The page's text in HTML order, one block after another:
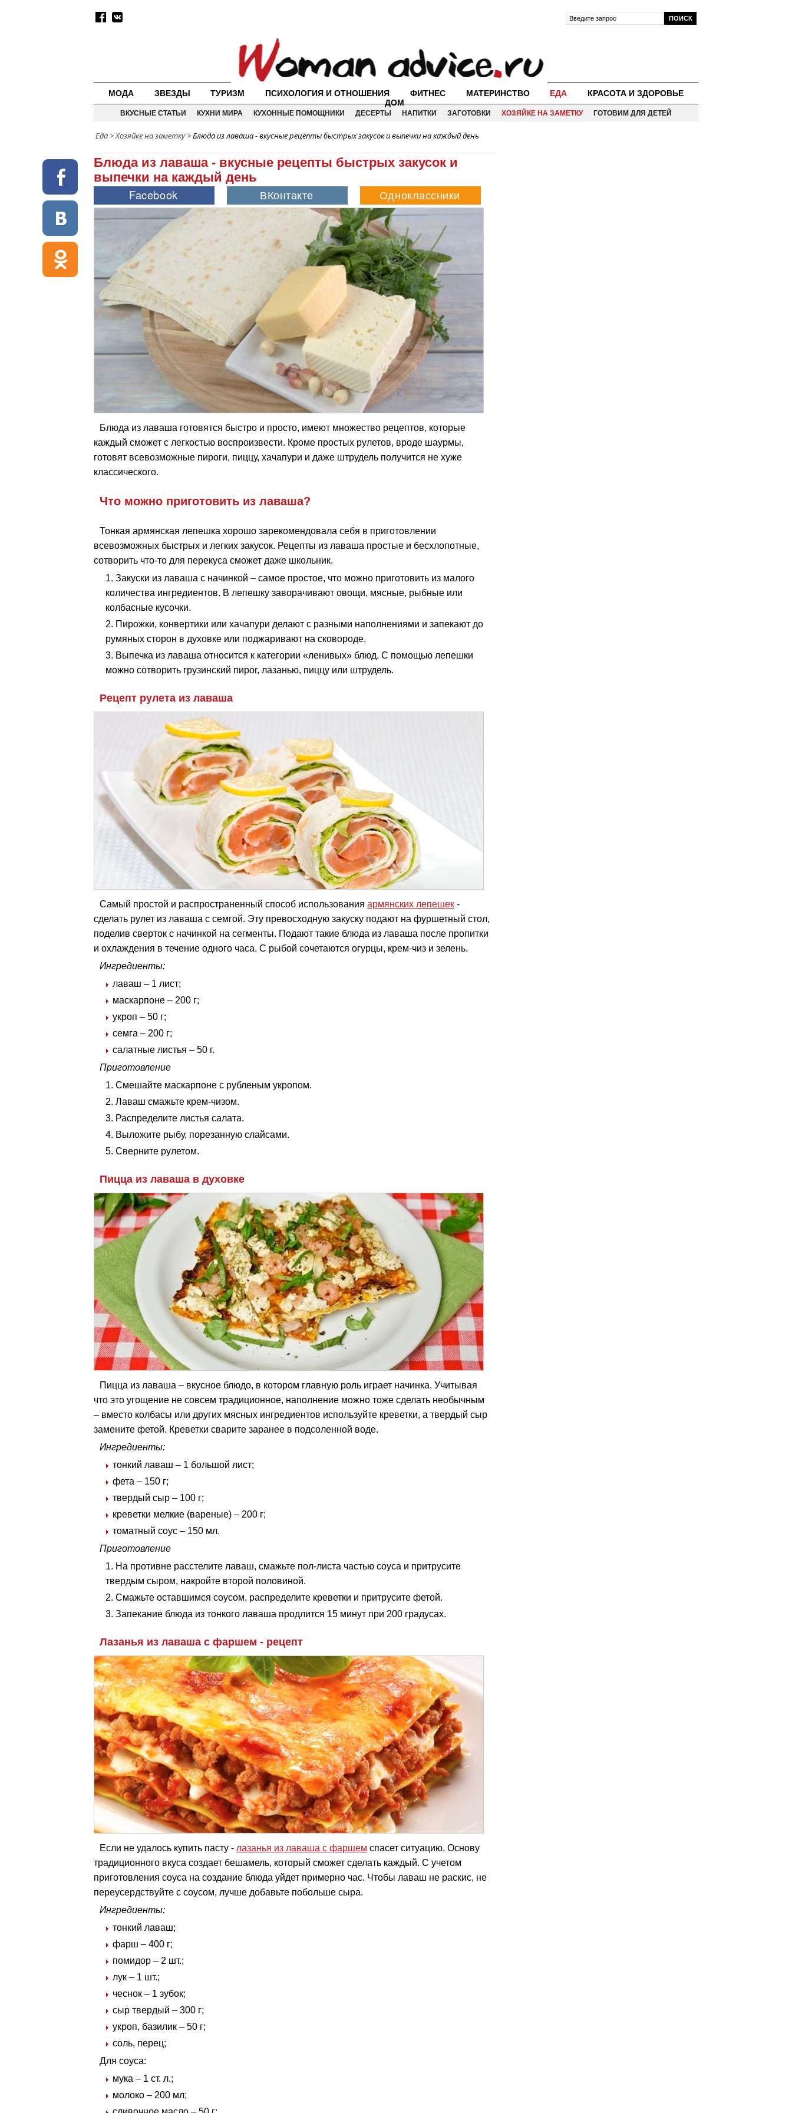
МОДА ЗВЕЗДЫ ТУРИЗМ ПСИХОЛОГИЯ И ОТНОШЕНИЯ ФИТНЕС МАТЕРИНСТВО ЕДА
КРАСОТА И ЗДОРОВЬЕ
ДОМ
ВКУСНЫЕ СТАТЬИ КУХНИ МИРА КУХОННЫЕ ПОМОЩНИКИ ДЕСЕРТЫ НАПИТКИ ЗАГОТОВКИ ХОЗЯЙКЕ НА ЗАМЕТКУ ГОТОВИМ ДЛЯ ДЕТЕЙ
Еда >Хозяйке на заметку>Блюда из лаваша - вкусные рецепты быстрых закусок и выпечки на каждый день
Блюда из лаваша - вкусные рецепты быстрых закусок и
выпечки на каждый день
Блюда из лаваша готовятся быстро и просто, имеют множество рецептов, которые
каждый сможет с легкостью воспроизвести. Кроме простых рулетов, вроде шаурмы,
готовят всевозможные пироги, пиццу, хачапури и даже штрудель получится не хуже
классического.
Что можно приготовить из лаваша?
Тонкая армянская лепешка хорошо зарекомендовала себя в приготовлении
всевозможных быстрых и легких закусок. Рецепты из лаваша простые и бесхлопотные,
сотворить что-то для перекуса сможет даже школьник.
Закуски из лаваша с начинкой – самое простое, что можно приготовить из малого
количества ингредиентов. В лепешку заворачивают овощи, мясные, рыбные или
колбасные кусочки.
Пирожки, конвертики или хачапури делают с разными наполнениями и запекают до
румяных сторон в духовке или поджаривают на сковороде.
Выпечка из лаваша относится к категории «ленивых» блюд. С помощью лепешки
можно сотворить грузинский пирог, лазанью, пиццу или штрудель.
Рецепт рулета из лаваша
Самый простой и распространенный способ использования армянских лепешек -
сделать рулет из лаваша с семгой. Эту превосходную закуску подают на фуршетный стол,
поделив сверток с начинкой на сегменты. Подают такие блюда из лаваша после пропитки
и охлаждения в течение одного часа. С рыбой сочетаются огурцы, крем-чиз и зелень.
Ингредиенты:
лаваш – 1 лист;
маскарпоне – 200 г;
укроп – 50 г;
семга – 200 г;
салатные листья – 50 г.
Приготовление
Смешайте маскарпоне с рубленым укропом.
Лаваш смажьте крем-чизом.
Распределите листья салата.
Выложите рыбу, порезанную слайсами.
Сверните рулетом.
Пицца из лаваша в духовке
Пицца из лаваша – вкусное блюдо, в котором главную роль играет начинка. Учитывая
что это угощение не совсем традиционное, наполнение можно тоже сделать необычным
– вместо колбасы или других мясных ингредиентов используйте креветки, а твердый сыр
замените фетой. Креветки сварите заранее в подсоленной воде.
Ингредиенты:
тонкий лаваш – 1 большой лист;
фета – 150 г;
твердый сыр – 100 г;
креветки мелкие (вареные) – 200 г;
томатный соус – 150 мл.
Приготовление
На противне расстелите лаваш, смажьте пол-листа частью соуса и притрусите
твердым сыром, накройте второй половиной.
Смажьте оставшимся соусом, распределите креветки и притрусите фетой.
Запекание блюда из тонкого лаваша продлится 15 минут при 200 градусах.
Лазанья из лаваша с фаршем - рецепт
Если не удалось купить пасту - лазанья из лаваша с фаршем спасет ситуацию. Основу
традиционного вкуса создает бешамель, который сможет сделать каждый. С учетом
приготовления соуса на создание блюда уйдет примерно час. Чтобы лаваш не раскис, не
переусердствуйте с соусом, лучше добавьте побольше сыра.
Ингредиенты:
тонкий лаваш;
фарш – 400 г;
помидор – 2 шт.;
лук – 1 шт.;
чеснок – 1 зубок;
сыр твердый – 300 г;
укроп, базилик – 50 г;
соль, перец;
Для соуса:
мука – 1 ст. л.;
молоко – 200 мл;